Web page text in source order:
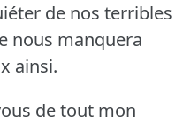
de nos terribles
nous manquera
ainsi.
de tout mon